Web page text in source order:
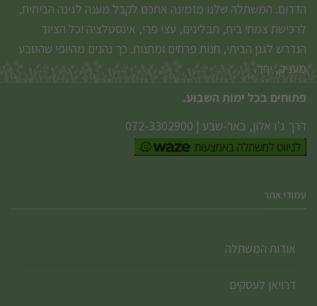
הדרום. המשתלה שלנו מזמינה אתכם לקבל מענה לגינה הביתית,
לרכישת צמחי בית, תבלינים, עצי פרי, אינסטלציה וכל הציוד
הנדרש לגנן הביתי, חנות פרחים ומתנות. כך נהנים מהיופי שהטבע
מעניק, יחד.
פתוחים בכל ימות השבוע.
דרך ג'ו אלון, באר-שבע |
072-3302900
עמודי אתר
אודות המשתלה
דרויאן לעסקים